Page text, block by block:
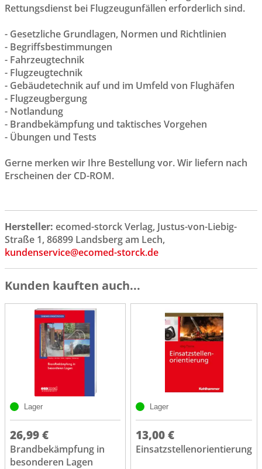
Rettungsdienst bei Flugzeugunfällen erforderlich sind.
- Gesetzliche Grundlagen, Normen und Richtlinien
- Begriffsbestimmungen
- Fahrzeugtechnik
- Flugzeugtechnik
- Gebäudetechnik auf und im Umfeld von Flughäfen
- Flugzeugbergung
- Notlandung
- Brandbekämpfung und taktisches Vorgehen
- Übungen und Tests
Gerne merken wir Ihre Bestellung vor. Wir liefern nach
Erscheinen der CD-ROM.
Hersteller: ecomed-storck Verlag, Justus-von-Liebig-
Straße 1, 86899 Landsberg am Lech,
kundenservice@ecomed-storck.de
Kunden kauften auch...
Lager
26,99 €
Brandbekämpfung in
besonderen Lagen
Lager
13,00 €
Einsatzstellenorientierung